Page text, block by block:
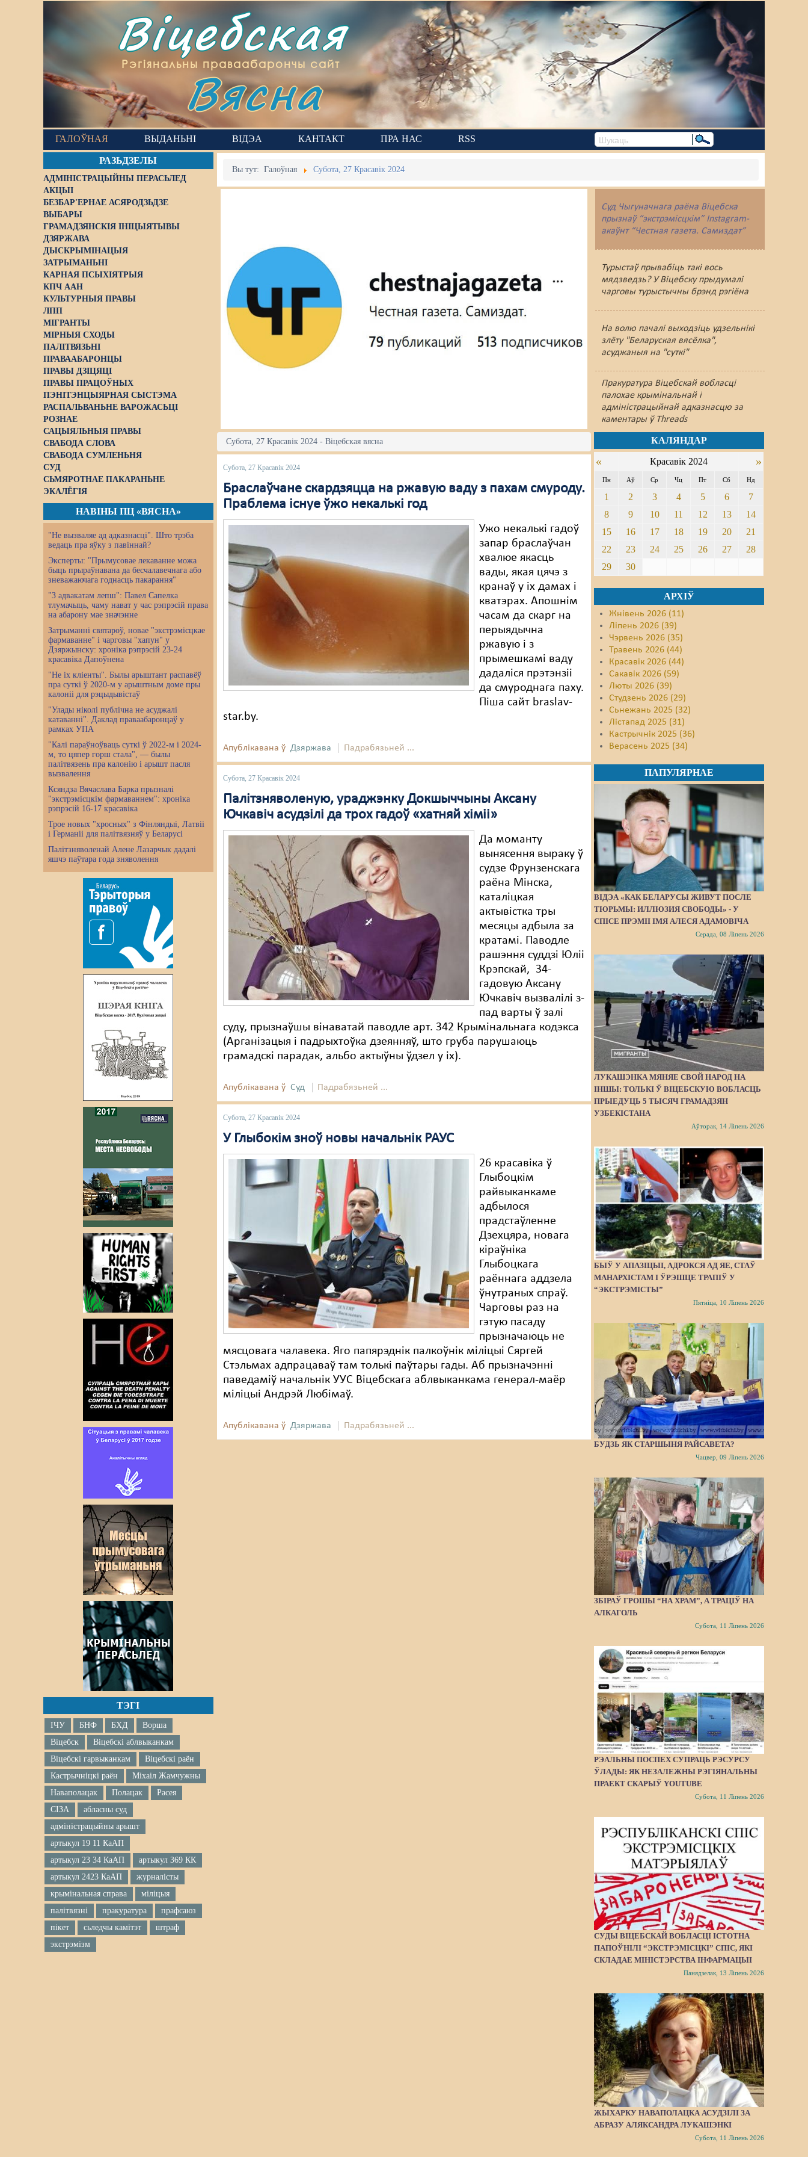
Віцебская
Рэгіянальны праваабарончы сайт
Вясна
ГАЛОЎНАЯ ВЫДАНЬНІ ВІДЭА КАНТАКТ ПРА НАС RSS
РАЗЬДЗЕЛЫ
АДМІНІСТРАЦЫЙНЫ ПЕРАСЬЛЕД
АКЦЫІ
БЕЗБАР'ЕРНАЕ АСЯРОДЗЬДЗЕ
ВЫБАРЫ
ГРАМАДЗЯНСКІЯ ІНІЦЫЯТЫВЫ
ДЗЯРЖАВА
ДЫСКРЫМІНАЦЫЯ
ЗАТРЫМАНЬНІ
КАРНАЯ ПСЫХІЯТРЫЯ
КПЧ ААН
КУЛЬТУРНЫЯ ПРАВЫ
ЛПП
МІГРАНТЫ
МІРНЫЯ СХОДЫ
ПАЛІТВЯЗЬНІ
ПРАВААБАРОНЦЫ
ПРАВЫ ДЗІЦЯЦІ
ПРАВЫ ПРАЦОЎНЫХ
ПЭНІТЭНЦЫЯРНАЯ СЫСТЭМА
РАСПАЛЬВАНЬНЕ ВАРОЖАСЬЦІ
РОЗНАЕ
САЦЫЯЛЬНЫЯ ПРАВЫ
СВАБОДА СЛОВА
СВАБОДА СУМЛЕНЬНЯ
СУД
СЬМЯРОТНАЕ ПАКАРАНЬНЕ
ЭКАЛЁГІЯ
НАВІНЫ ПЦ «ВЯСНА»
"Не вызваляе ад адказнасці". Што трэба
ведаць пра яўку з павіннай?
Эксперты: "Прымусовае лекаванне можа
быць прыраўнавана да бесчалавечнага або
зневажаючага годнасць пакарання"
"З адвакатам лепш": Павел Сапелка
тлумачыць, чаму нават у час рэпрэсій права
на абарону мае значэнне
Затрыманні святароў, новае "экстрэмісцкае
фармаванне" і чарговы "хапун" у
Дзяржынску: хроніка рэпрэсій 23-24
красавіка Дапоўнена
"Не іх кліенты". Былы арыштант распавёў
пра суткі ў 2020-м у арыштным доме пры
калоніі для рэцыдывістаў
"Улады ніколі публічна не асуджалі
катаванні". Даклад праваабаронцаў у
рамках УПА
"Калі параўноўваць суткі ў 2022-м і 2024-
м, то цяпер горш стала", — былы
палітвязень пра калонію і арышт пасля
вызвалення
Ксяндза Вячаслава Барка прызналі
"экстрэмісцкім фармаваннем": хроніка
рэпрэсій 16-17 красавіка
Трое новых "хросных" з Фінляндыі, Латвіі
і Германіі для палітвязняў у Беларусі
Палітзняволенай Алене Лазарчык дадалі
яшчэ паўтара года зняволення
ТЭГІ
ІЧУ БНФ БХД
Ворша
Віцебск
Віцебскі аблвыканкам
Віцебскі гарвыканкам
Віцебскі раён
Кастрычніцкі раён
Міхаіл Жамчужны
Наваполацак
Полацак
Расея
СІЗА
абласны суд
адміністрацыйны арышт
артыкул 19 11 КаАП
артыкул 23 34 КаАП
артыкул 369 КК
артыкул 2423 КаАП
журналісты
крымінальная справа
міліцыя
палітвязні
пракуратура
прафсаюз
пікет
сьледчы камітэт
штраф
экстрэмізм
Вы тут:Галоўная Субота, 27 Красавік 2024
Суд Чыгуначнага раёна Віцебска
прызнаў “экстрэмісцкім” Instagram-
акаўнт “Честная газета. Самиздат”
Турыстаў прывабіць такі вось
мядзведзь? У Віцебску прыдумалі
чарговы турыстычны брэнд рэгіёна
На волю пачалі выходзіць удзельнікі
злёту "Беларуская вясёлка",
асуджаныя на "суткі"
Пракуратура Віцебскай вобласці
палохае крымінальнай і
адміністрацыйнай адказнасцю за
каментары ў Threads
Субота, 27 Красавік 2024 - Віцебская вясна
Субота, 27 Красавік 2024
Браслаўчане скардзяцца на ржавую ваду з пахам смуроду.
Праблема існуе ўжо некалькі год
Ужо некалькі гадоў
запар браслаўчан
хвалюе якасць
вады, якая цячэ з
кранаў у іх дамах і
кватэрах. Апошнім
часам да скарг на
перыядычна
ржавую і з
прымешкамі ваду
дадаліся прэтэнзіі
да смуроднага паху.
Піша сайт braslav-
star.by.
Апублікавана ў Дзяржава Падрабязьней ...
Субота, 27 Красавік 2024
Палітзняволеную, ураджэнку Докшыччыны Аксану
Ючкавіч асудзілі да трох гадоў «хатняй хіміі»
Да моманту
вынясення выраку ў
судзе Фрунзенскага
раёна Мінска,
каталіцкая
актывістка тры
месяцы адбыла за
кратамі. Паводле
рашэння суддзі Юліі
Крэпскай, 34-
гадовую Аксану
Ючкавіч вызвалілі з-
пад варты ў залі
суду, прызнаўшы вінаватай паводле арт. 342 Крымінальнага кодэкса
(Арганізацыя і падрыхтоўка дзеянняў, што груба парушаюць
грамадскі парадак, альбо актыўны ўдзел у іх).
Апублікавана ў Суд Падрабязьней ...
Субота, 27 Красавік 2024
У Глыбокім зноў новы начальнік РАУС
26 красавіка ў
Глыбоцкім
райвыканкаме
адбылося
прадстаўленне
Дзехцяра, новага
кіраўніка
Глыбоцкага
раённага аддзела
ўнутраных спраў.
Чарговы раз на
гэтую пасаду
прызначаюць не
мясцовага чалавека. Яго папярэднік палкоўнік міліцыі Сяргей
Стэльмах адпрацаваў там толькі паўтары гады. Аб прызначэнні
паведаміў начальнік УУС Віцебскага аблвыканкама генерал-маёр
міліцыі Андрэй Любімаў.
Апублікавана ў Дзяржава Падрабязьней ...
КАЛЯНДАР
« Красавік 2024 »
Пн Аў Ср Чц Пт Сб Нд
1 2 3 4 5 6
7
8
9 10 11 12 13
14
15
16 17 18 19 20
21
22
23 24 25 26 27
28
29
30
АРХІЎ
Жнівень 2026 (11)
Ліпень 2026 (39)
Чэрвень 2026 (35)
Травень 2026 (44)
Красавік 2026 (44)
Сакавік 2026 (59)
Люты 2026 (39)
Студзень 2026 (29)
Сьнежань 2025 (32)
Лістапад 2025 (31)
Кастрычнік 2025 (36)
Верасень 2025 (34)
ПАПУЛЯРНАЕ
ВІДЭА «КАК БЕЛАРУСЫ ЖИВУТ ПОСЛЕ
ТЮРЬМЫ: ИЛЛЮЗИЯ СВОБОДЫ» - У
СПІСЕ ПРЭМІІ ІМЯ АЛЕСЯ АДАМОВІЧА
Серада, 08 Ліпень 2026
ЛУКАШЭНКА МЯНЯЕ СВОЙ НАРОД НА
ІНШЫ: ТОЛЬКІ Ў ВІЦЕБСКУЮ ВОБЛАСЦЬ
ПРЫЕДУЦЬ 5 ТЫСЯЧ ГРАМАДЗЯН
УЗБЕКІСТАНА
Аўторак, 14 Ліпень 2026
БЫЎ У АПАЗІЦЫІ, АДРОКСЯ АД ЯЕ, СТАЎ
МАНАРХІСТАМ І ЎРЭШЦЕ ТРАПІЎ У
“ЭКСТРЭМІСТЫ”
Пятніца, 10 Ліпень 2026
БУДЗЬ ЯК СТАРШЫНЯ РАЙСАВЕТА?
Чацвер, 09 Ліпень 2026
ЗБІРАЎ ГРОШЫ “НА ХРАМ”, А ТРАЦІЎ НА
АЛКАГОЛЬ
Субота, 11 Ліпень 2026
РЭАЛЬНЫ ПОСПЕХ СУПРАЦЬ РЭСУРСУ
ЎЛАДЫ: ЯК НЕЗАЛЕЖНЫ РЭГІЯНАЛЬНЫ
ПРАЕКТ СКАРЫЎ YOUTUBE
Субота, 11 Ліпень 2026
СУДЫ ВІЦЕБСКАЙ ВОБЛАСЦІ ІСТОТНА
ПАПОЎНІЛІ “ЭКСТРЭМІСЦКІ” СПІС, ЯКІ
СКЛАДАЕ МІНІСТЭРСТВА ІНФАРМАЦЫІ
Панядзелак, 13 Ліпень 2026
ЖЫХАРКУ НАВАПОЛАЦКА АСУДЗІЛІ ЗА
АБРАЗУ АЛЯКСАНДРА ЛУКАШЭНКІ
Субота, 11 Ліпень 2026